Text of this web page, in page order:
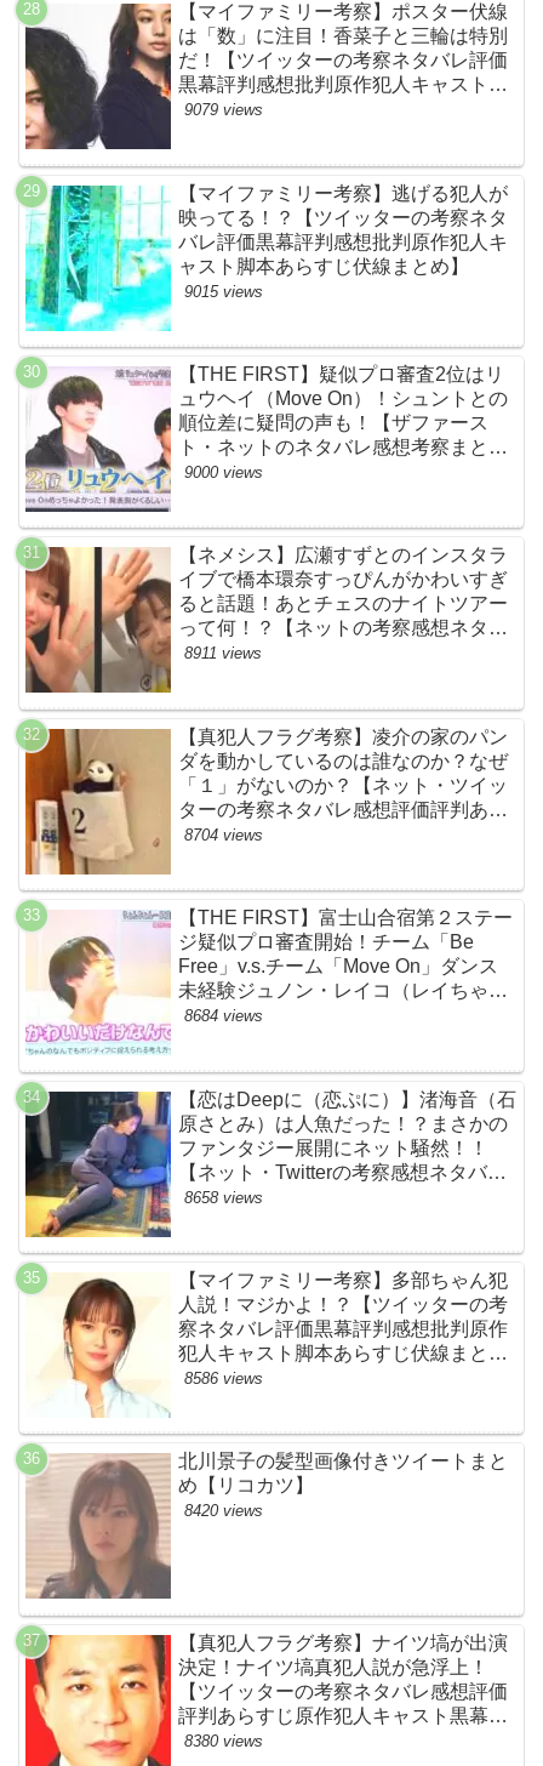
【マイファミリー考察】ポスター伏線
は「数」に注目！香菜子と三輪は特別
だ！【ツイッターの考察ネタバレ評価
黒幕評判感想批判原作犯人キャスト脚
本あらすじ伏線まとめ】
9079 views
【マイファミリー考察】逃げる犯人が
映ってる！？【ツイッターの考察ネタ
バレ評価黒幕評判感想批判原作犯人キ
ャスト脚本あらすじ伏線まとめ】
9015 views
【THE FIRST】疑似プロ審査2位はリ
ュウヘイ（Move On）！シュントとの
順位差に疑問の声も！【ザファース
ト・ネットのネタバレ感想考察まと
め・スッキリ・BE:FIRST・ビーファ
9000 views
【ネメシス】広瀬すずとのインスタラ
イブで橋本環奈すっぴんがかわいすぎ
ると話題！あとチェスのナイトツアー
って何！？【ネットの考察感想ネタバ
レまとめ【第９話】
8911 views
【真犯人フラグ考察】凌介の家のパン
ダを動かしているのは誰なのか？なぜ
「１」がないのか？【ネット・ツイッ
ターの考察ネタバレ感想評価評判あら
すじ原作犯人キャスト黒幕伏線まと
8704 views
【THE FIRST】富士山合宿第２ステー
ジ疑似プロ審査開始！チーム「Be
Free」v.s.チーム「Move On」ダンス
未経験ジュノン・レイコ（レイちゃ
ん）頑張れ！ルイルイかわいすぎる
BE:FIRST・ビーファースト】
8684 views
【恋はDeepに（恋ぷに）】渚海音（石
原さとみ）は人魚だった！？まさかの
ファンタジー展開にネット騒然！！
【ネット・Twitterの考察感想ネタバレ
評価評判あらすじまとめ】
8658 views
【マイファミリー考察】多部ちゃん犯
人説！マジかよ！？【ツイッターの考
察ネタバレ評価黒幕評判感想批判原作
犯人キャスト脚本あらすじ伏線まと
め・多部未華子】
8586 views
北川景子の髪型画像付きツイートまと
め【リコカツ】
8420 views
【真犯人フラグ考察】ナイツ塙が出演
決定！ナイツ塙真犯人説が急浮上！
【ツイッターの考察ネタバレ感想評価
評判あらすじ原作犯人キャスト黒幕伏
線まとめ】
8380 views